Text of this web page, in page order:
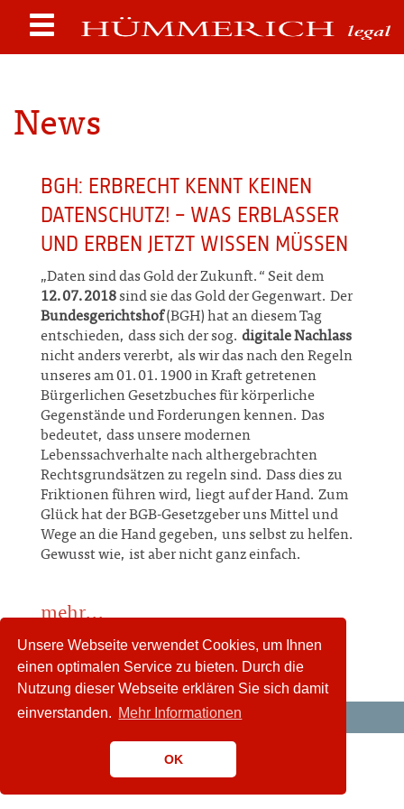
Unsere Webseite verwendet Cookies, um Ihnen
einen optimalen Service zu bieten. Durch die
Nutzung dieser Webseite erklären Sie sich damit
einverstanden. Mehr Informationen
OK
News
BGH: ERBRECHT KENNT KEINEN
DATENSCHUTZ! – WAS ERBLASSER
UND ERBEN JETZT WISSEN MÜSSEN
„Daten sind das Gold der Zukunft.“ Seit dem
12.07.2018sind sie das Gold der Gegenwart. Der
Bundesgerichtshof(BGH) hat an diesem Tag
entschieden, dass sich der sog. digitale Nachlass
nicht anders vererbt, als wir das nach den Regeln
unseres am 01.01.1900 in Kraft getretenen
Bürgerlichen Gesetzbuches für körperliche
Gegenstände und Forderungen kennen. Das
bedeutet, dass unsere modernen
Lebenssachverhalte nach althergebrachten
Rechtsgrundsätzen zu regeln sind. Dass dies zu
Friktionen führen wird, liegt auf der Hand. Zum
Glück hat der BGB-Gesetzgeber uns Mittel und
Wege an die Hand gegeben, uns selbst zu helfen.
Gewusst wie, ist aber nicht ganz einfach.
mehr...